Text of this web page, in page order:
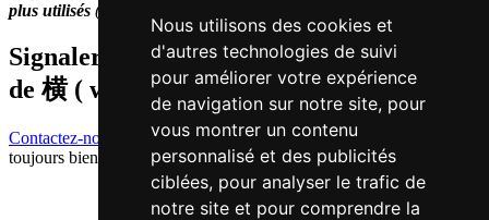
Nous utilisons des cookies et
d'autres technologies de suivi
pour améliorer votre expérience
de navigation sur notre site, pour
vous montrer un contenu
personnalisé et des publicités
ciblées, pour analyser le trafic de
notre site et pour comprendre la
plus utilisés (place
Signaler traduction fausse ou manquante
de 横 ( waang / waang4 )
Contactez-nous!
Votre feedback et critique constructive seront
toujours bienvenus.